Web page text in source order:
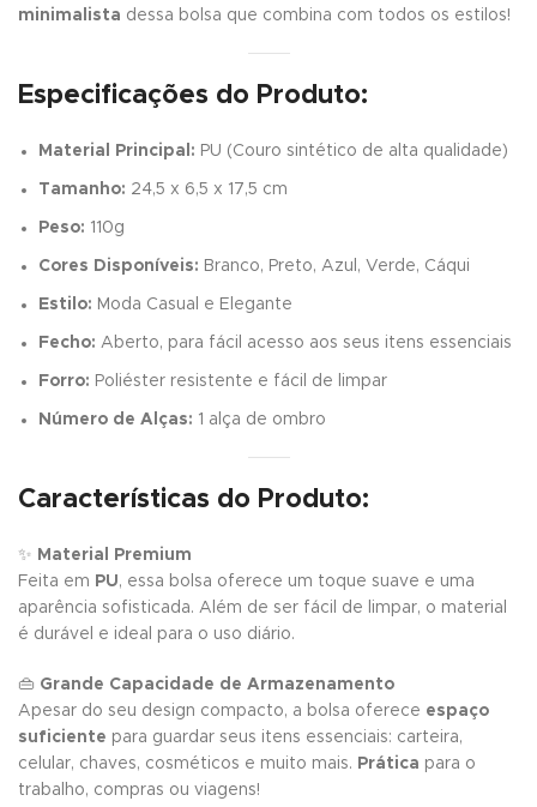
minimalista dessa bolsa que combina com todos os estilos!
Especificações do Produto:
Material Principal: PU (Couro sintético de alta qualidade)
Tamanho: 24,5 x 6,5 x 17,5 cm
Peso: 110g
Cores Disponíveis: Branco, Preto, Azul, Verde, Cáqui
Estilo: Moda Casual e Elegante
Fecho: Aberto, para fácil acesso aos seus itens essenciais
Forro: Poliéster resistente e fácil de limpar
Número de Alças: 1 alça de ombro
Características do Produto:
✨ Material Premium
Feita em PU, essa bolsa oferece um toque suave e uma
aparência sofisticada. Além de ser fácil de limpar, o material
é durável e ideal para o uso diário.
👜 Grande Capacidade de Armazenamento
Apesar do seu design compacto, a bolsa oferece espaço
suficiente para guardar seus itens essenciais: carteira,
celular, chaves, cosméticos e muito mais. Prática para o
trabalho, compras ou viagens!